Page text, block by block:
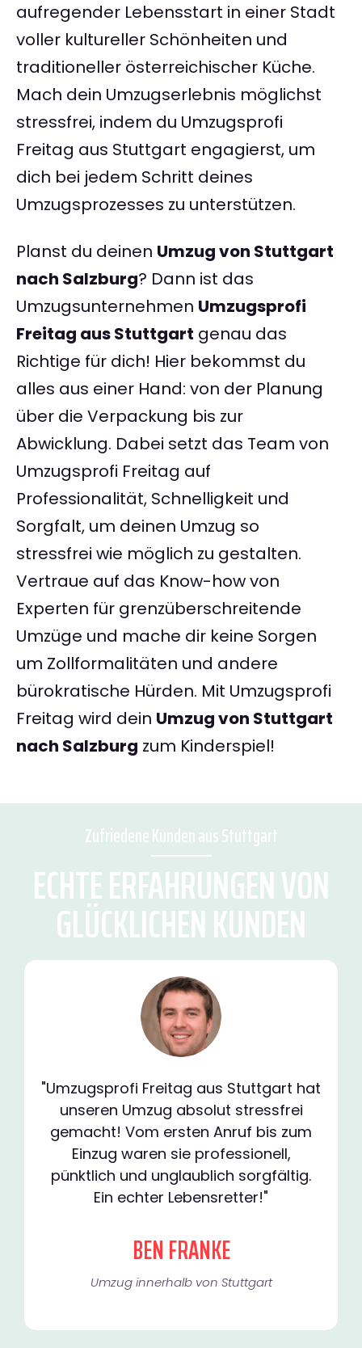
aufregender Lebensstart in einer Stadt
voller kultureller Schönheiten und
traditioneller österreichischer Küche.
Mach dein Umzugserlebnis möglichst
stressfrei, indem du Umzugsprofi
Freitag aus Stuttgart engagierst, um
dich bei jedem Schritt deines
Umzugsprozesses zu unterstützen.
Planst du deinen Umzug von Stuttgart
nach Salzburg? Dann ist das
Umzugsunternehmen Umzugsprofi
Freitag aus Stuttgart genau das
Richtige für dich! Hier bekommst du
alles aus einer Hand: von der Planung
über die Verpackung bis zur
Abwicklung. Dabei setzt das Team von
Umzugsprofi Freitag auf
Professionalität, Schnelligkeit und
Sorgfalt, um deinen Umzug so
stressfrei wie möglich zu gestalten.
Vertraue auf das Know-how von
Experten für grenzüberschreitende
Umzüge und mache dir keine Sorgen
um Zollformalitäten und andere
bürokratische Hürden. Mit Umzugsprofi
Freitag wird dein Umzug von Stuttgart
nach Salzburg zum Kinderspiel!
Zufriedene Kunden aus Stuttgart
ECHTE ERFAHRUNGEN VON
GLÜCKLICHEN KUNDEN
"Umzugsprofi Freitag aus Stuttgart hat
unseren Umzug absolut stressfrei
gemacht! Vom ersten Anruf bis zum
Einzug waren sie professionell,
pünktlich und unglaublich sorgfältig.
Ein echter Lebensretter!"
BEN FRANKE
Umzug innerhalb von Stuttgart​